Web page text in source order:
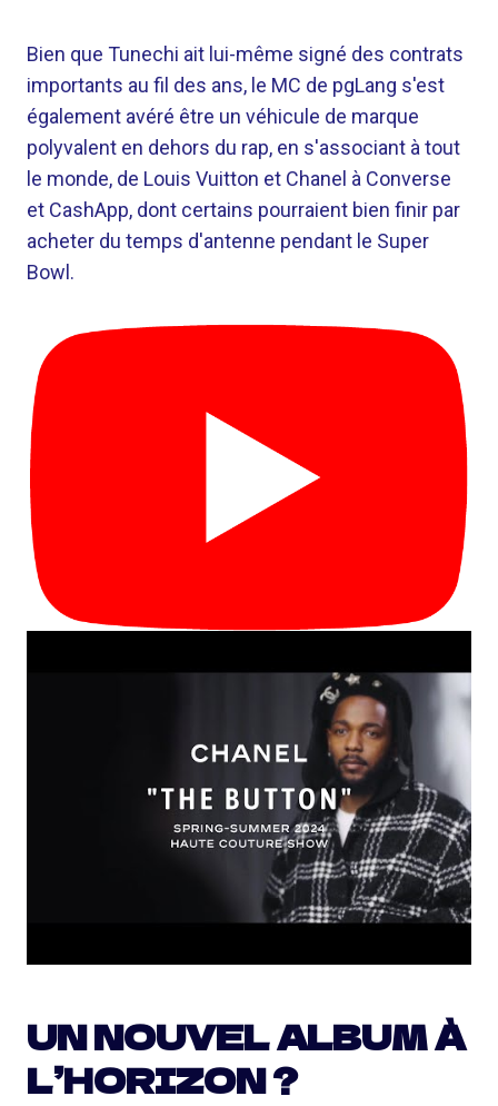
Bien que Tunechi ait lui-même signé des contrats
importants au fil des ans, le MC de pgLang s'est
également avéré être un véhicule de marque
polyvalent en dehors du rap, en s'associant à tout
le monde, de Louis Vuitton et Chanel à Converse
et CashApp, dont certains pourraient bien finir par
acheter du temps d'antenne pendant le Super
Bowl.
UN NOUVEL ALBUM À
L’HORIZON ?